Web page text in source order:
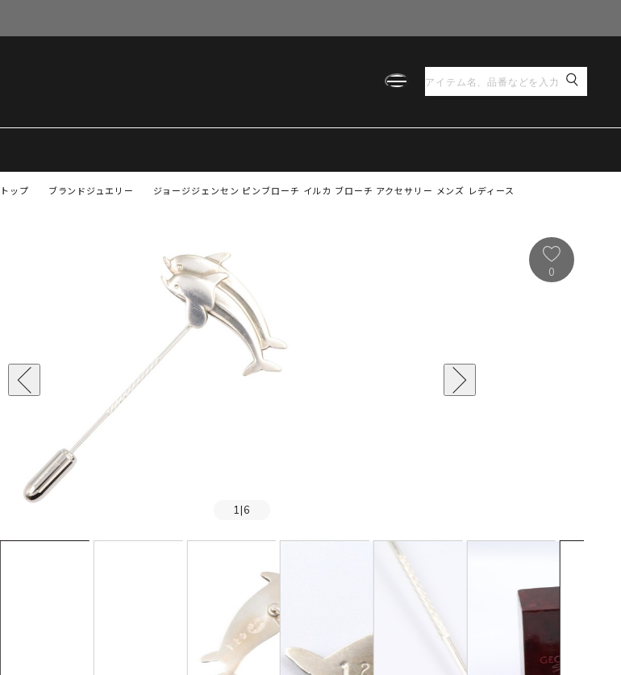
トップ ジョージジェンセン ピンブローチ イルカ ブローチ アクセサリー メンズ レディース
ブランドジュエリー
1 |6
0